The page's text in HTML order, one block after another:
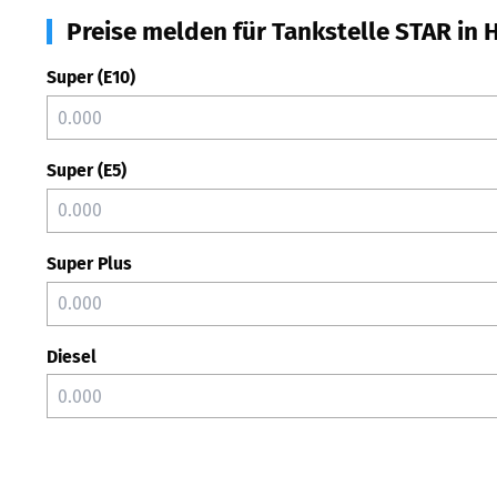
Preise melden für Tankstelle STAR in
Super (E10)
Super (E5)
Super Plus
Diesel